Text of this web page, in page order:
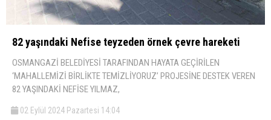
82 yaşındaki Nefise teyzeden örnek çevre hareketi
OSMANGAZİ BELEDİYESİ TARAFINDAN HAYATA GEÇİRİLEN
‘MAHALLEMİZİ BİRLİKTE TEMİZLİYORUZ’ PROJESİNE DESTEK VEREN
82 YAŞINDAKİ NEFİSE YILMAZ,
02 Eylül 2024 Pazartesi 14:04